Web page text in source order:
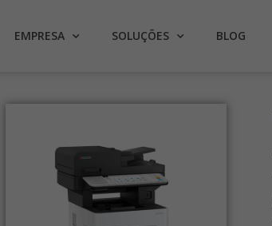
EMPRESA SOLUÇÕES BLOG